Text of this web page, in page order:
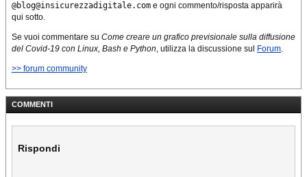
@blog@insicurezzadigitale.com e ogni commento/risposta apparirà
qui sotto.
Se vuoi commentare su Come creare un grafico previsionale sulla diffusione
del Covid-19 con Linux, Bash e Python, utilizza la discussione sul Forum.
>> forum community
COMMENTI
Rispondi